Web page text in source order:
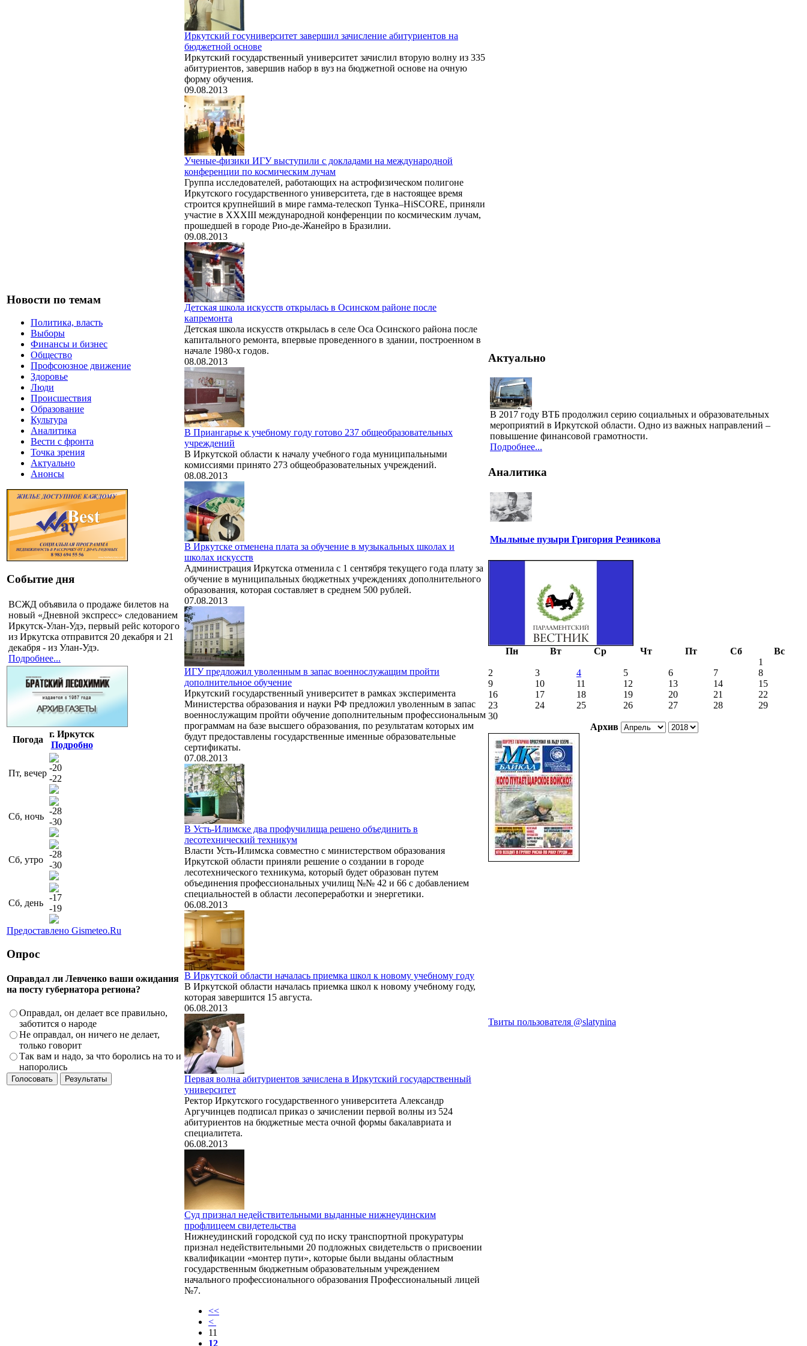
Новости по темам
Политика, власть
Выборы
Финансы и бизнес
Общество
Профсоюзное движение
Здоровье
Люди
Происшествия
Образование
Культура
Аналитика
Вести с фронта
Точка зрения
Актуально
Анонсы
Событие дня
ВСЖД объявила о продаже билетов на
новый «Дневной экспресс» следованием
Иркутск-Улан-Удэ, первый рейс которого
из Иркутска отправится 20 декабря и 21
декабря - из Улан-Удэ.
Подробнее...
Погода
г. Иркутск
Подробно
Пт, вечер
-20
-22
Сб, ночь
-28
-30
Сб, утро
-28
-30
Сб, день
-17
-19
Предоставлено Gismeteo.Ru
Опрос
Оправдал ли Левченко ваши ожидания
на посту губернатора региона?
Оправдал, он делает все правильно,
заботится о народе
Не оправдал, он ничего не делает,
только говорит
Так вам и надо, за что боролись на то и
напоролись
Иркутский госуниверситет завершил зачисление абитуриентов на
бюджетной основе
Иркутский государственный университет зачислил вторую волну из 335
абитуриентов, завершив набор в вуз на бюджетной основе на очную
форму обучения.
09.08.2013
Ученые-физики ИГУ выступили с докладами на международной
конференции по космическим лучам
Группа исследователей, работающих на астрофизическом полигоне
Иркутского государственного университета, где в настоящее время
строится крупнейший в мире гамма-телескоп Тунка–HiSCORE, приняли
участие в XXXIII международной конференции по космическим лучам,
прошедшей в городе Рио-де-Жанейро в Бразилии.
09.08.2013
Детская школа искусств открылась в Осинском районе после
капремонта
Детская школа искусств открылась в селе Оса Осинского района после
капитального ремонта, впервые проведенного в здании, построенном в
начале 1980-х годов.
08.08.2013
В Приангарье к учебному году готово 237 общеобразовательных
учреждений
В Иркутской области к началу учебного года муниципальными
комиссиями принято 273 общеобразовательных учреждений.
08.08.2013
В Иркутске отменена плата за обучение в музыкальных школах и
школах искусств
Администрация Иркутска отменила с 1 сентября текущего года плату за
обучение в муниципальных бюджетных учреждениях дополнительного
образования, которая составляет в среднем 500 рублей.
07.08.2013
ИГУ предложил уволенным в запас военнослужащим пройти
дополнительное обучение
Иркутский государственный университет в рамках эксперимента
Министерства образования и науки РФ предложил уволенным в запас
военнослужащим пройти обучение дополнительным профессиональным
программам на базе высшего образования, по результатам которых им
будут предоставлены государственные именные образовательные
сертификаты.
07.08.2013
В Усть-Илимске два профучилища решено объединить в
лесотехнический техникум
Власти Усть-Илимска совместно с министерством образования
Иркутской области приняли решение о создании в городе
лесотехнического техникума, который будет образован путем
объединения профессиональных училищ №№ 42 и 66 с добавлением
специальностей в области лесопереработки и энергетики.
06.08.2013
В Иркутской области началась приемка школ к новому учебному году
В Иркутской области началась приемка школ к новому учебному году,
которая завершится 15 августа.
06.08.2013
Первая волна абитуриентов зачислена в Иркутский государственный
университет
Ректор Иркутского государственного университета Александр
Аргучинцев подписал приказ о зачислении первой волны из 524
абитуриентов на бюджетные места очной формы бакалавриата и
специалитета.
06.08.2013
Суд признал недействительными выданные нижнеудинским
профлицеем свидетельства
Нижнеудинский городской суд по иску транспортной прокуратуры
признал недействительными 20 подложных свидетельств о присвоении
квалификации «монтер пути», которые были выданы областным
государственным бюджетным образовательным учреждением
начального профессионального образования Профессиональный лицей
№7.
<<
<
11
12
Актуально
В 2017 году ВТБ продолжил серию социальных и образовательных
мероприятий в Иркутской области. Одно из важных направлений –
повышение финансовой грамотности.
Подробнее...
Аналитика
Мыльные пузыри Григория Резникова
Пн Вт Ср Чт Пт Сб
Вс
1
2
3 4 5 6 7
8
9
10 11 12 13 14
15
16
17 18 19 20 21
22
23
24 25 26 27 28
29
30
Архив
Твиты пользователя @slatynina